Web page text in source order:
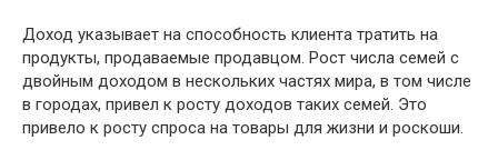
Доход указывает на способность клиента тратить на
продукты, продаваемые продавцом. Рост числа семей с
двойным доходом в нескольких частях мира, в том числе
в городах, привел к росту доходов таких семей. Это
привело к росту спроса на товары для жизни и роскоши.